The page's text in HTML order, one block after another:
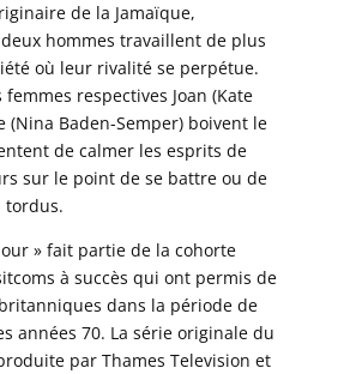
de la Jamaïque,
hommes travaillent de plus
où leur rivalité se perpétue.
respectives Joan (Kate
(Nina Baden-Semper) boivent le
de calmer les esprits de
sur le point de se battre ou de
tordus.
» fait partie de la cohorte
à succès qui ont permis de
dans la période de
années 70. La série originale du
par Thames Television et